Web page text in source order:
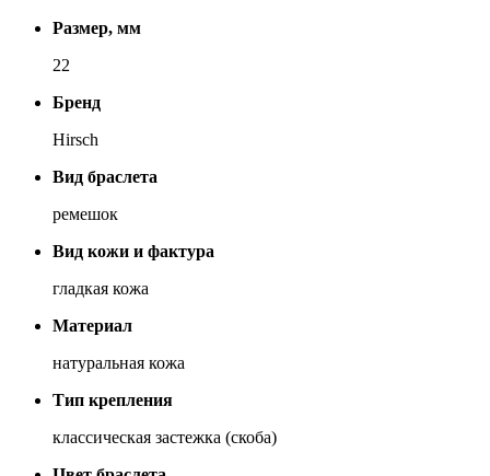
Размер, мм
22
Бренд
Hirsch
Вид браслета
ремешок
Вид кожи и фактура
гладкая кожа
Материал
натуральная кожа
Тип крепления
классическая застежка (скоба)